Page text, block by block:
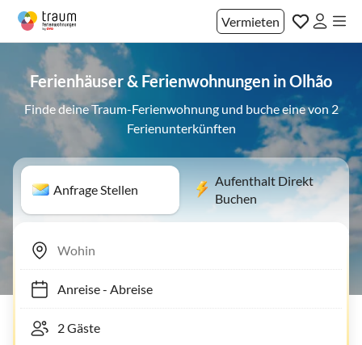
Vermieten
Ferienhäuser & Ferienwohnungen in Olhão
Finde deine Traum-Ferienwohnung und buche eine von 2
Ferienunterkünften
Anfrage Stellen
Aufenthalt Direkt
Buchen
Anreise- Abreise